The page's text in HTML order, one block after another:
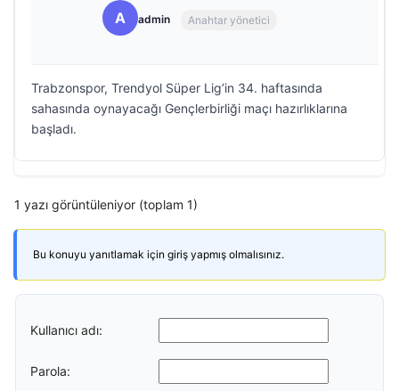
A admin Anahtar yönetici
Trabzonspor, Trendyol Süper Lig’in 34. haftasında
sahasında oynayacağı Gençlerbirliği maçı hazırlıklarına
başladı.
1 yazı görüntüleniyor (toplam 1)
Bu konuyu yanıtlamak için giriş yapmış olmalısınız.
Kullanıcı adı:
Parola: